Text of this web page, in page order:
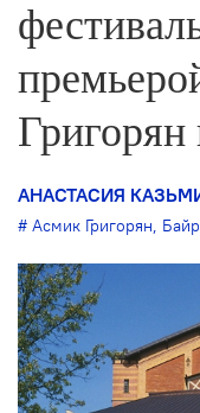
Григорян
АНАСТАСИЯ
Асмик Григорян,